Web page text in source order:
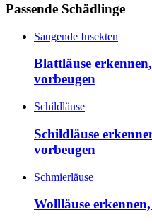
Passende Schädlinge
Saugende Insekten
Blattläuse
vorbeugen
Schildläuse
Schildläuse
vorbeugen
Schmierläuse
Wollläuse